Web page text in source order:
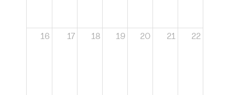
16 17 18 19 20 21 22